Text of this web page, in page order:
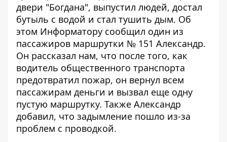
двери "Богдана", выпустил людей, достал
бутыль с водой и стал тушить дым. Об
этом Информатору сообщил один из
пассажиров маршрутки № 151 Александр.
Он рассказал нам, что после того, как
водитель общественного транспорта
предотвратил пожар, он вернул всем
пассажирам деньги и вызвал еще одну
пустую маршрутку. Также Александр
добавил, что задымление пошло из-за
проблем с проводкой.